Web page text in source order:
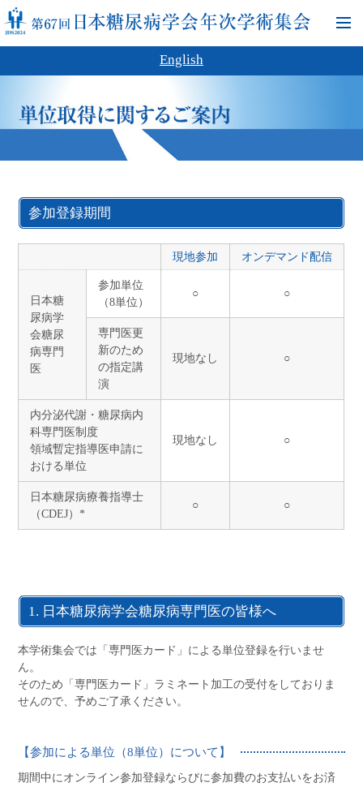
English
参加登録期間
現地参加 オンデマンド配信
日本糖
尿病学
会糖尿
病専門
医
参加単位
（8単位）
○ ○
専門医更
新のため
の指定講
演
現地なし ○
内分泌代謝・糖尿病内
科専門医制度
領域暫定指導医申請に
おける単位
現地なし ○
日本糖尿病療養指導士
（CDEJ）*
○ ○
1. 日本糖尿病学会糖尿病専門医の皆様へ
本学術集会では「専門医カード」による単位登録を行いませ
ん。
そのため「専門医カード」ラミネート加工の受付をしておりま
せんので、予めご了承ください。
【参加による単位（8単位）について】
期間中にオンライン参加登録ならびに参加費のお支払いをお済